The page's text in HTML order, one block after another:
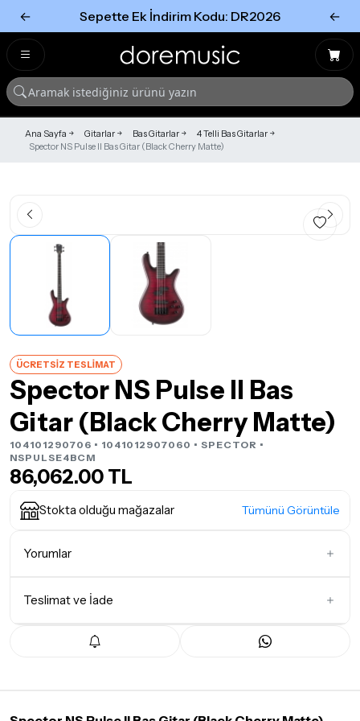
← Sepette Ek İndirim Kodu: DR2026 ←
Ana Sayfa Gitarlar Bas Gitarlar
4 Telli Bas Gitarlar
Spector NS Pulse II Bas Gitar (Black Cherry Matte)
ÜCRETSİZ TESLİMAT
Spector NS Pulse II Bas
Gitar (Black Cherry Matte)
104101290706 • 1041012907060 • SPECTOR •
NSPULSE4BCM
86,062.00 TL
Stokta olduğu mağazalar Tümünü Görüntüle
Yorumlar
Teslimat ve İade
Teslimat Koşulları
Tümünü Gör
Tümünü gör